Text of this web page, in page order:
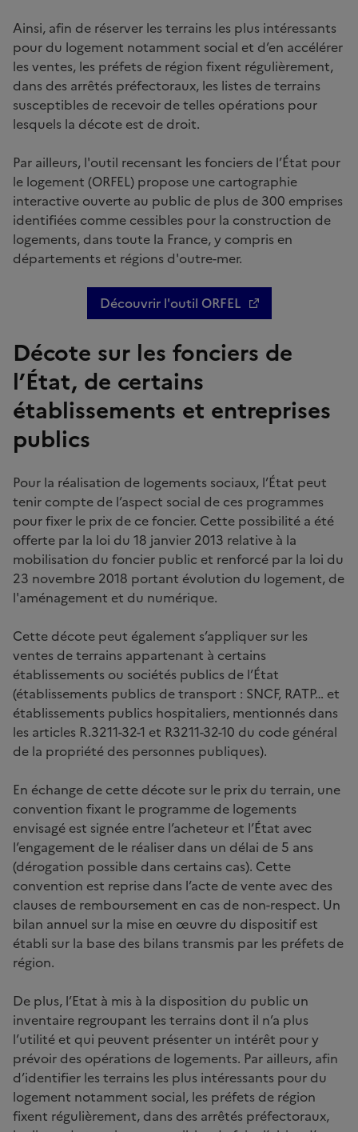
Ainsi, afin de réserver les terrains les plus intéressants
pour du logement notamment social et d’en accélérer
les ventes, les préfets de région fixent régulièrement,
dans des arrêtés préfectoraux, les listes de terrains
susceptibles de recevoir de telles opérations pour
lesquels la décote est de droit.
Par ailleurs, l'outil recensant les fonciers de l’État pour
le logement (ORFEL) propose une cartographie
interactive ouverte au public de plus de 300 emprises
identifiées comme cessibles pour la construction de
logements, dans toute la France, y compris en
départements et régions d'outre-mer.
Découvrir l'outil ORFEL
Décote sur les fonciers de
l’État, de certains
établissements et entreprises
publics
Pour la réalisation de logements sociaux, l’État peut
tenir compte de l’aspect social de ces programmes
pour fixer le prix de ce foncier. Cette possibilité a été
offerte par la loi du 18 janvier 2013 relative à la
mobilisation du foncier public et renforcé par la loi du
23 novembre 2018 portant évolution du logement, de
l'aménagement et du numérique.
Cette décote peut également s’appliquer sur les
ventes de terrains appartenant à certains
établissements ou sociétés publics de l’État
(établissements publics de transport : SNCF, RATP… et
établissements publics hospitaliers, mentionnés dans
les articles R.3211-32-1 et R3211-32-10 du code général
de la propriété des personnes publiques).
En échange de cette décote sur le prix du terrain, une
convention fixant le programme de logements
envisagé est signée entre l’acheteur et l’État avec
l’engagement de le réaliser dans un délai de 5 ans
(dérogation possible dans certains cas). Cette
convention est reprise dans l’acte de vente avec des
clauses de remboursement en cas de non-respect. Un
bilan annuel sur la mise en œuvre du dispositif est
établi sur la base des bilans transmis par les préfets de
région.
De plus, l’Etat à mis à la disposition du public un
inventaire regroupant les terrains dont il n’a plus
l’utilité et qui peuvent présenter un intérêt pour y
prévoir des opérations de logements. Par ailleurs, afin
d’identifier les terrains les plus intéressants pour du
logement notamment social, les préfets de région
fixent régulièrement, dans des arrêtés préfectoraux,